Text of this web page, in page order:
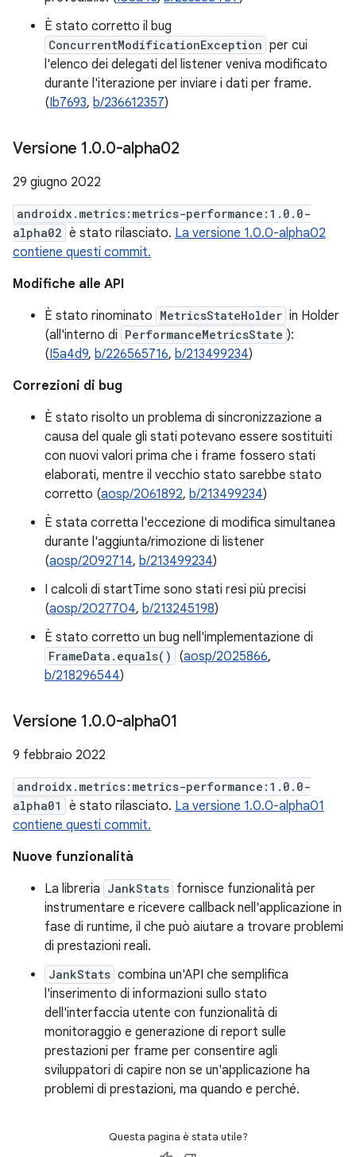
È stato corretto il bug
ConcurrentModificationException per cui
l'elenco dei delegati del listener veniva modificato
durante l'iterazione per inviare i dati per frame.
(Ib7693, b/236612357)
Versione 1.0.0-alpha02
29 giugno 2022
androidx.metrics:metrics-performance:1.0.0-
alpha02 è stato rilasciato. La versione 1.0.0-alpha02
contiene questi commit.
Modifiche alle API
È stato rinominato MetricsStateHolder in Holder
(all'interno di PerformanceMetricsState ):
(I5a4d9, b/226565716, b/213499234)
Correzioni di bug
È stato risolto un problema di sincronizzazione a
causa del quale gli stati potevano essere sostituiti
con nuovi valori prima che i frame fossero stati
elaborati, mentre il vecchio stato sarebbe stato
corretto (aosp/2061892, b/213499234)
È stata corretta l'eccezione di modifica simultanea
durante l'aggiunta/rimozione di listener
(aosp/2092714, b/213499234)
I calcoli di startTime sono stati resi più precisi
(aosp/2027704, b/213245198)
È stato corretto un bug nell'implementazione di
FrameData.equals() (aosp/2025866,
b/218296544)
Versione 1.0.0-alpha01
9 febbraio 2022
androidx.metrics:metrics-performance:1.0.0-
alpha01
è stato rilasciato. La versione 1.0.0-alpha01
contiene questi commit.
Nuove funzionalità
La libreria JankStats fornisce funzionalità per
instrumentare e ricevere callback nell'applicazione in
fase di runtime, il che può aiutare a trovare problemi
di prestazioni reali.
JankStats combina un'API che semplifica
l'inserimento di informazioni sullo stato
dell'interfaccia utente con funzionalità di
monitoraggio e generazione di report sulle
prestazioni per frame per consentire agli
sviluppatori di capire non se un'applicazione ha
problemi di prestazioni, ma quando e perché.
Questa pagina è stata utile?